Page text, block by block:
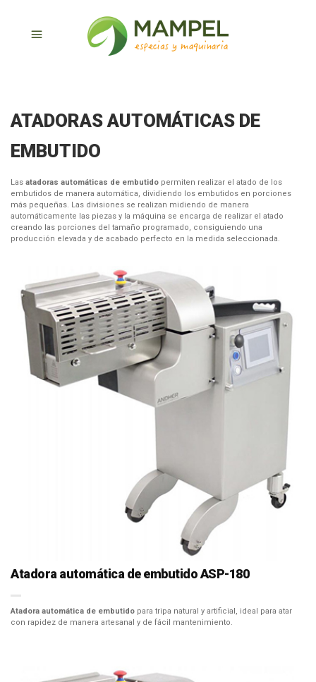
ATADORAS AUTOMÁTICAS DE
EMBUTIDO
Las atadoras automáticas de embutido permiten realizar el atado de los
embutidos de manera automática, dividiendo los embutidos en porciones
más pequeñas. Las divisiones se realizan midiendo de manera
automáticamente las piezas y la máquina se encarga de realizar el atado
creando las porciones del tamaño programado, consiguiendo una
producción elevada y de acabado perfecto en la medida seleccionada.
Atadora automática de embutido ASP-180
Atadora automática de embutido para tripa natural y artificial, ideal para atar
con rapidez de manera artesanal y de fácil mantenimiento.